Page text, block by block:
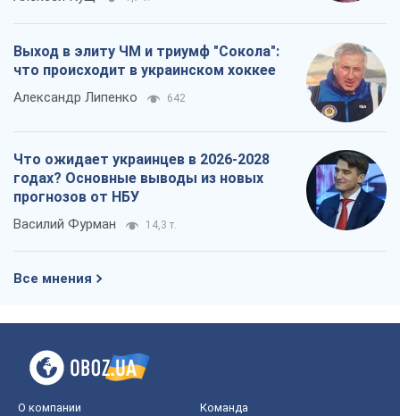
Выход в элиту ЧМ и триумф "Сокола":
что происходит в украинском хоккее
Александр Липенко 642
Что ожидает украинцев в 2026-2028
годах? Основные выводы из новых
прогнозов от НБУ
Василий Фурман 14,3 т.
Все мнения
О компании Команда